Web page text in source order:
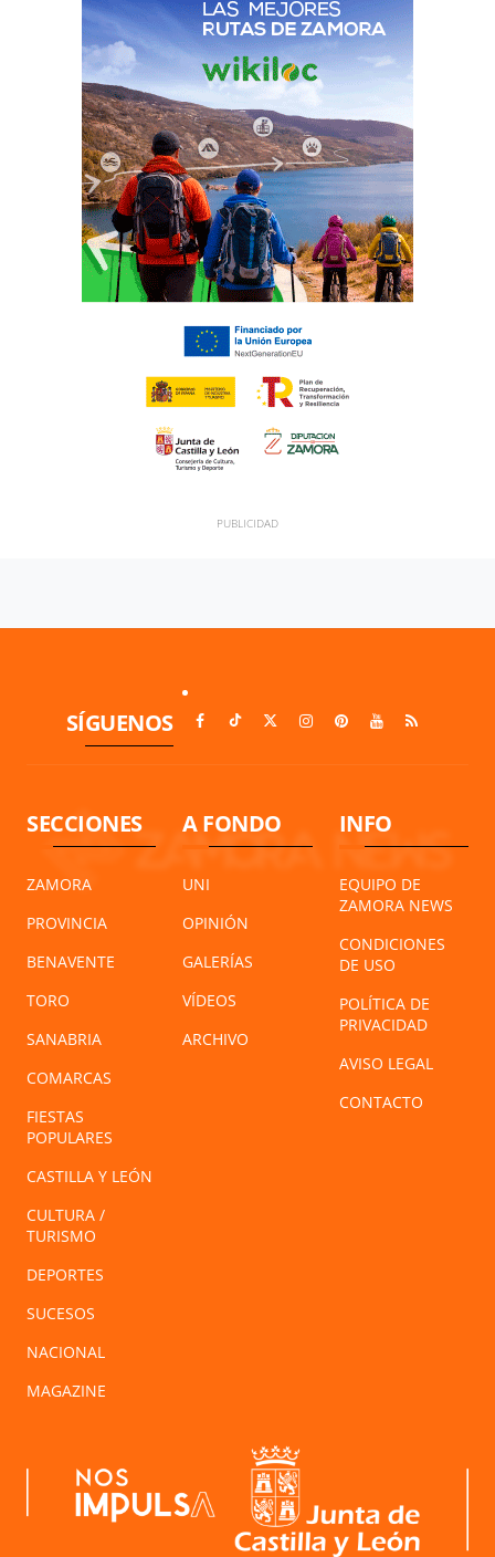
SÍGUENOS
SECCIONES
ZAMORA
PROVINCIA
BENAVENTE
TORO
SANABRIA
COMARCAS
FIESTAS
POPULARES
CASTILLA Y LEÓN
CULTURA /
TURISMO
DEPORTES
SUCESOS
NACIONAL
MAGAZINE
A FONDO
UNI
OPINIÓN
GALERÍAS
VÍDEOS
ARCHIVO
INFO
EQUIPO DE
ZAMORA NEWS
CONDICIONES
DE USO
POLÍTICA DE
PRIVACIDAD
AVISO LEGAL
CONTACTO